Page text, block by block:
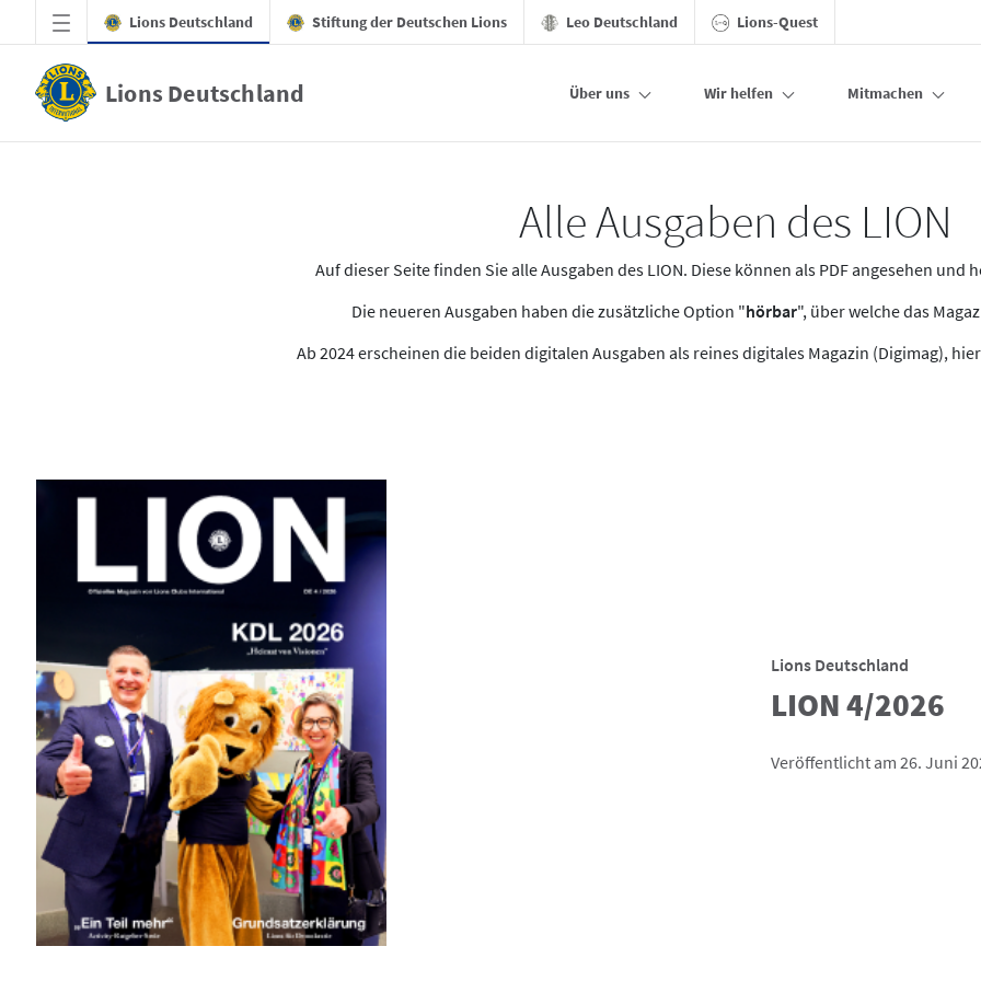
Zum Hauptinhalt springen
Lions Deutschland Stiftung der Deutschen Lions Leo Deutschland Lions-Quest
Lions Deutschland Über uns Wir helfen Mitmachen
Alle Ausgaben des LION
Auf dieser Seite finden Sie alle Ausgaben des LION. Diese können als PDF angesehen und
Die neueren Ausgaben haben die zusätzliche Option "hörbar", über welche das
Ab 2024 erscheinen die beiden digitalen Ausgaben als reines digitales Magazin (Digimag),
Lions Deutschland
LION 4/2026
Veröffentlicht am 26. Juni